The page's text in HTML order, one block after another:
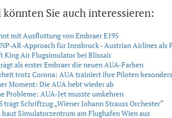
Sie auch interessieren:
mit Ausflottung von Embraer E195
AR-Approach für Innsbruck - Austrian Airlines als
King Air Flugsimulator bei Blissair
als erster Embraer die neuen AUA-Farben
trotz Corona: AUA trainiert ihre Piloten
Moment: Die AUA hebt wieder ab
Probleme: AUA-Jet musste umkehren
trägt Schriftzug „Wiener Johann Strauss Orchester“
Simulatorzentrum am Flughafen Wien aus